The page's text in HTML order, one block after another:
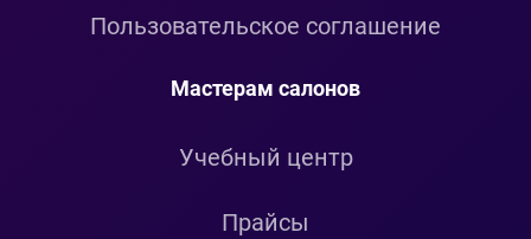
Пользовательское соглашение
Мастерам салонов
Учебный центр
Прайсы